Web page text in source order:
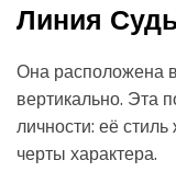
Линия
Она расположена
вертикально. Эта
личности: её
черты характера.